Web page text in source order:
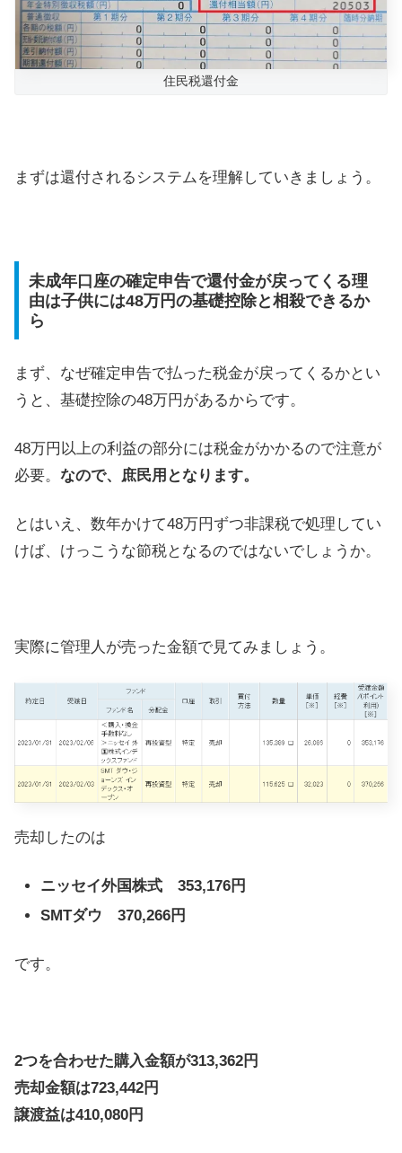
住民税還付金
まずは還付されるシステムを理解していきましょう。
未成年口座の確定申告で還付金が戻ってくる理
由は子供には48万円の基礎控除と相殺できるか
ら
まず、なぜ確定申告で払った税金が戻ってくるかとい
うと、基礎控除の48万円があるからです。
48万円以上の利益の部分には税金がかかるので注意が
必要。 なので、庶民用となります。
とはいえ、数年かけて48万円ずつ非課税で処理してい
けば、けっこうな節税となるのではないでしょうか。
実際に管理人が売った金額で見てみましょう。
売却したのは
ニッセイ外国株式 353,176円
SMTダウ 370,266円
です。
2つを合わせた購入金額が313,362円
売却金額は723,442円
譲渡益は410,080円